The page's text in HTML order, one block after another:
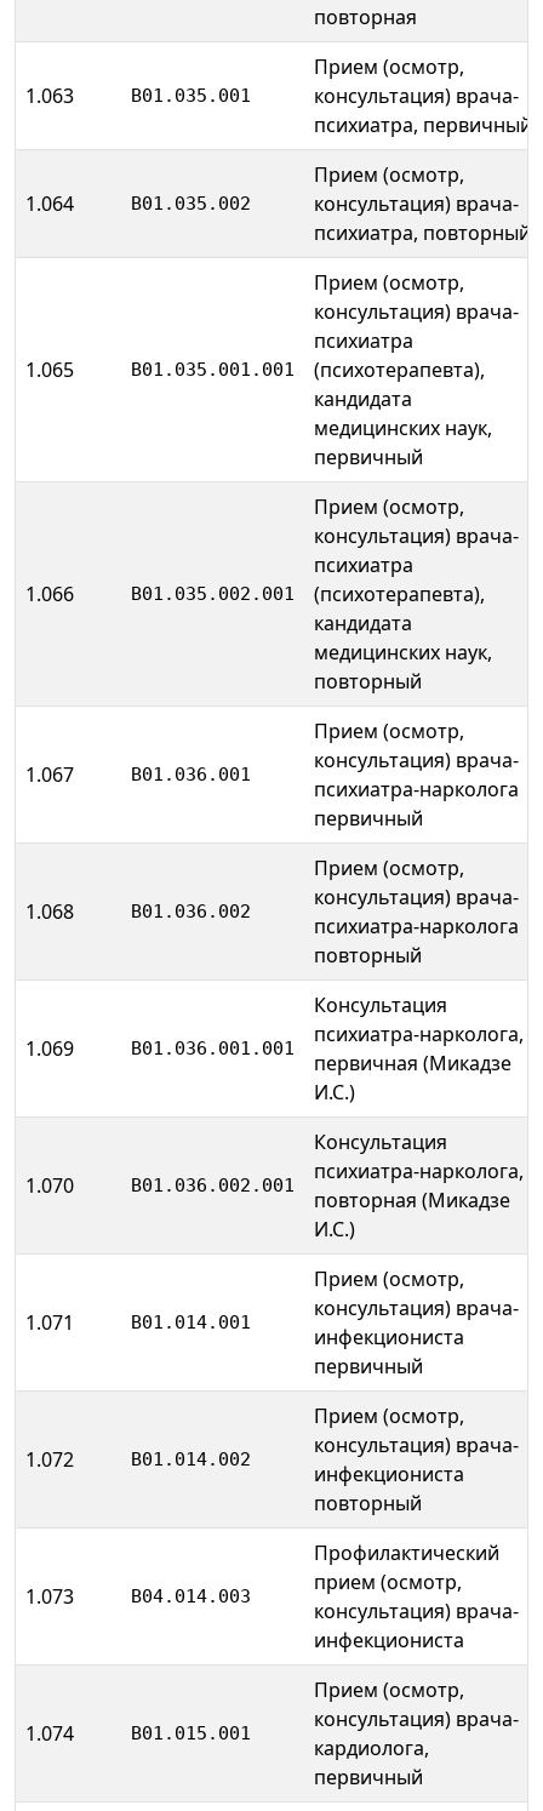
повторная
1.063 B01.035.001
Прием (осмотр,
консультация) врача-
психиатра, первичный
1.064 B01.035.002
Прием (осмотр,
консультация) врача-
психиатра, повторный
1.065 B01.035.001.001
Прием (осмотр,
консультация) врача-
психиатра
(психотерапевта),
кандидата
медицинских наук,
первичный
1.066 B01.035.002.001
Прием (осмотр,
консультация) врача-
психиатра
(психотерапевта),
кандидата
медицинских наук,
повторный
1.067 B01.036.001
Прием (осмотр,
консультация) врача-
психиатра-нарколога
первичный
1.068 B01.036.002
Прием (осмотр,
консультация) врача-
психиатра-нарколога
повторный
1.069 B01.036.001.001
Консультация
психиатра-нарколога,
первичная (Микадзе
И.С.)
1.070 B01.036.002.001
Консультация
психиатра-нарколога,
повторная (Микадзе
И.С.)
1.071 B01.014.001
Прием (осмотр,
консультация) врача-
инфекциониста
первичный
1.072 B01.014.002
Прием (осмотр,
консультация) врача-
инфекциониста
повторный
1.073 B04.014.003
Профилактический
прием (осмотр,
консультация) врача-
инфекциониста
1.074 B01.015.001
Прием (осмотр,
консультация) врача-
кардиолога,
первичный